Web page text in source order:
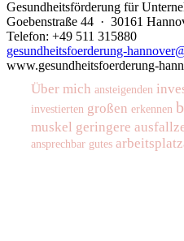
Gesundheitsförderung für
Goebenstraße 44 · 30161
Telefon: +49 511 315880
gesundheitsfoerderung-
www.gesundheitsfoerderung-
Über mich ansteigenden
investierten großen erkennen
muskel geringere
ansprechbar gutes